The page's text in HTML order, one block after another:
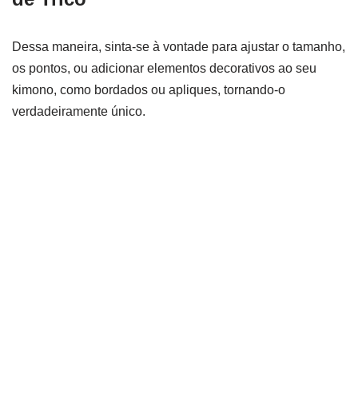
Dessa maneira, sinta-se à vontade para ajustar o tamanho,
os pontos, ou adicionar elementos decorativos ao seu
kimono, como bordados ou apliques, tornando-o
verdadeiramente único.